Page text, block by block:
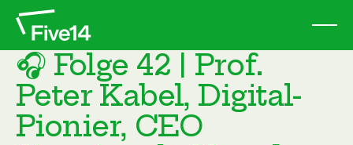
🎧 Folge 42 | Prof.
Peter Kabel, Digital-
Pionier, CEO